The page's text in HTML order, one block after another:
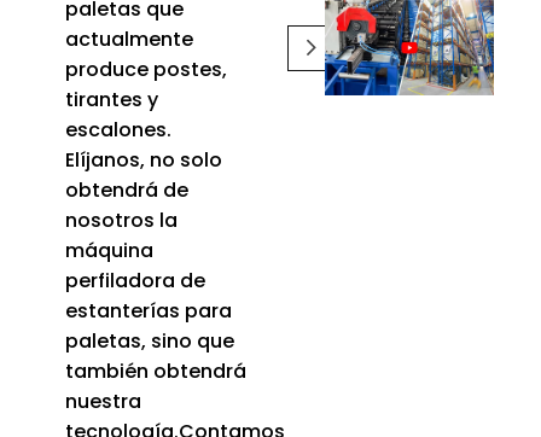
paletas que
actualmente
produce postes,
tirantes y
escalones.
Elíjanos, no solo
obtendrá de
nosotros la
máquina
perfiladora de
estanterías para
paletas, sino que
también obtendrá
nuestra